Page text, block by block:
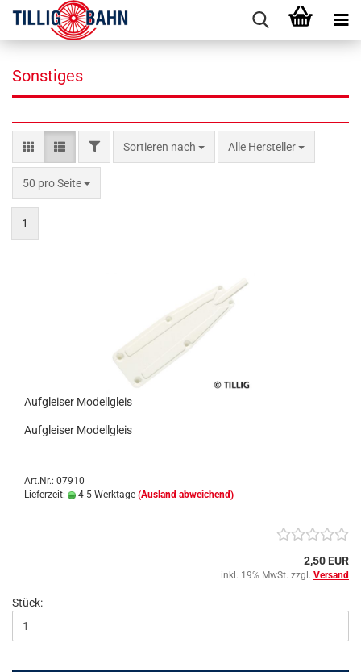
Sonstiges
FILTERSortieren nach
Sortieren nach Alle Hersteller
50 pro Seite
pro Seite
1
Aufgleiser Modellgleis
Aufgleiser Modellgleis
Art.Nr.: 07910
Lieferzeit:
4-5 Werktage (Ausland abweichend)
2,50 EUR
inkl. 19% MwSt. zzgl. Versand
Stück: